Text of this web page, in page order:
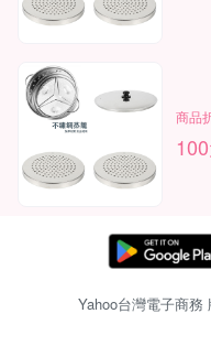
商品
Yahoo台灣電子商